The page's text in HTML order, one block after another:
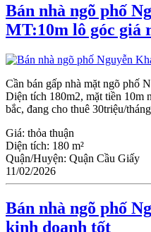
Bán nhà ngõ phố
MT:10m lô góc giá
Cần bán gấp nhà mặt ngõ phố
Diện tích 180m2, mặt tiền 10m
bắc, đang cho thuê 30triệu/
Giá: thỏa thuận
Diện tích: 180 m²
Quận/Huyện: Quận Cầu Giấy
11/02/2026
Bán nhà ngõ phố
kinh doanh tốt